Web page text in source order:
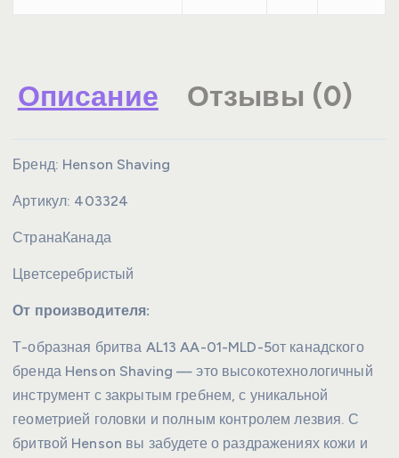
Описание Отзывы (0)
Бренд: Henson Shaving
Артикул: 403324
СтранаКанада
Цветсеребристый
От производителя:
Т-образная бритва AL13 AA-01-MLD-5от канадского
бренда Henson Shaving — это высокотехнологичный
инструмент с закрытым гребнем, с уникальной
геометрией головки и полным контролем лезвия. С
бритвой Henson вы забудете о раздражениях кожи и